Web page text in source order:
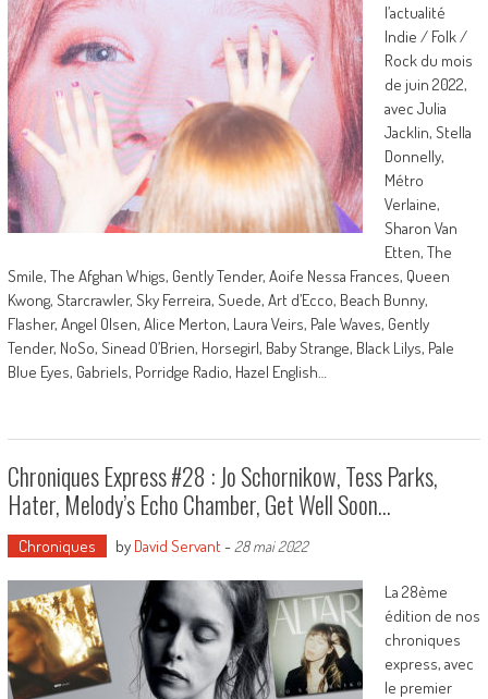
l’actualité
Indie / Folk /
Rock du mois
de juin 2022,
avec Julia
Jacklin, Stella
Donnelly,
Métro
Verlaine,
Sharon Van
Etten, The
Smile, The Afghan Whigs, Gently Tender, Aoife Nessa Frances, Queen
Kwong, Starcrawler, Sky Ferreira, Suede, Art d’Ecco, Beach Bunny,
Flasher, Angel Olsen, Alice Merton, Laura Veirs, Pale Waves, Gently
Tender, NoSo, Sinead O’Brien, Horsegirl, Baby Strange, Black Lilys, Pale
Blue Eyes, Gabriels, Porridge Radio, Hazel English…
Chroniques Express #28 : Jo Schornikow, Tess Parks,
Hater, Melody’s Echo Chamber, Get Well Soon…
Chroniques by David Servant- 28 mai 2022
La 28ème
édition de nos
chroniques
express, avec
le premier